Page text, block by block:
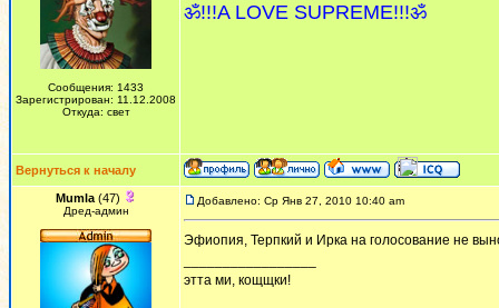
Сообщения: 1433
Зарегистрирован: 11.12.2008
Откуда: свет
ॐ!!!A LOVE SUPREME!!!ॐ
Вернуться к началу
Mumla (47)
Дред-админ
Добавлено: Ср Янв 27, 2010 10:40 am
Эфиопия, Терпкий и Ирка на голосование не
этта ми, кощщки!